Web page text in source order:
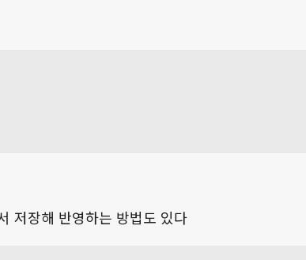
저장해 반영하는 방법도 있다